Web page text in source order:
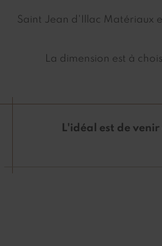
Saint Jean d'Illac Matériaux
La dimension est à
L'idéal est de